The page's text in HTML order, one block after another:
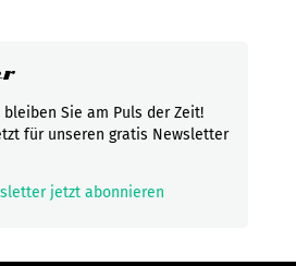
Sie am Puls der Zeit!
für unseren gratis Newsletter
jetzt abonnieren